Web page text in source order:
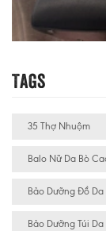
Tags
35 Thợ Nhuộm
Balo Nữ Da Bò
Bảo Dưỡng Đồ Da
Bảo Dưỡng Túi Da